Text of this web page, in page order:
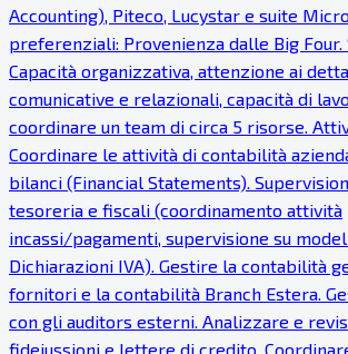
Accounting), Piteco, Lucystar e suite
preferenziali: Provenienza dalle Big Four.
Capacità organizzativa, attenzione ai
comunicative e relazionali, capacità di
coordinare un team di circa 5 risorse.
Coordinare le attività di contabilità
bilanci (Financial Statements).
tesoreria e fiscali (coordinamento attività
incassi/pagamenti, supervisione su
Dichiarazioni IVA). Gestire la contabilità
fornitori e la contabilità Branch Estera.
con gli auditors esterni. Analizzare e
fideiussioni e lettere di credito.